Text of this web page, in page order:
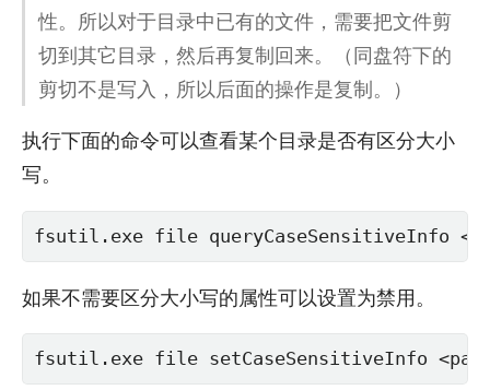
性。所以对于目录中已有的文件，需要把文件剪
切到其它目录，然后再复制回来。（同盘符下的
剪切不是写入，所以后面的操作是复制。）
执行下面的命令可以查看某个目录是否有区分大小
写。
fsutil.exe file queryCaseSensitiveInfo
如果不需要区分大小写的属性可以设置为禁用。
fsutil.exe file setCaseSensitiveInfo